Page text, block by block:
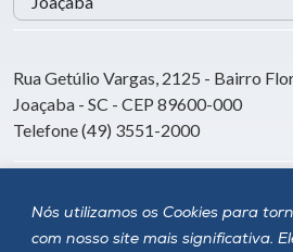
Nós utilizamos os Cookies para
com nosso site mais significativa.
Rua Getúlio Vargas, 2125 - Bairro
Joaçaba - SC - CEP 89600-000
Telefone (49) 3551-2000
Siga a Unoesc